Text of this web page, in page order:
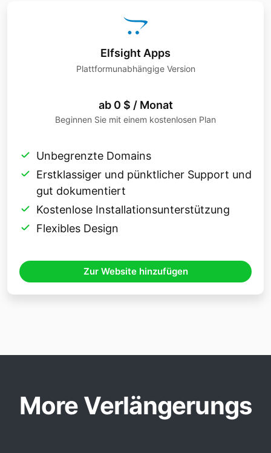
Elfsight Apps
Plattformunabhängige Version
ab 0 $ / Monat
Beginnen Sie mit einem kostenlosen Plan
Unbegrenzte Domains
Erstklassiger und pünktlicher Support und
gut dokumentiert
Kostenlose Installationsunterstützung
Flexibles Design
Zur Website hinzufügen
More Verlängerungs